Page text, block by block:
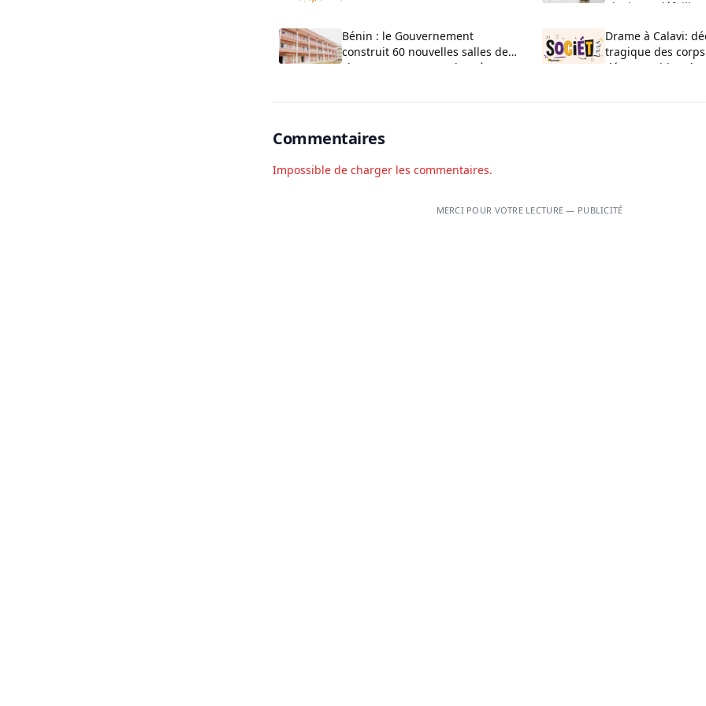
plusieurs
Bénin : le Gouvernement
construit 60 nouvelles salles de
classe au CEG La Verdure à
Drame à Calavi:
tragique des
décomposition
Commentaires
Impossible de charger les commentaires.
MERCI POUR VOTRE LECTURE — PUBLICITÉ